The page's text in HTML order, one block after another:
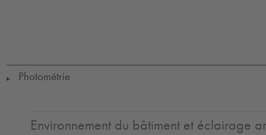
▶ Photométrie
Environnement du bâtiment et éclairage